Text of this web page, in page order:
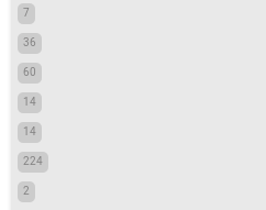
7
36
60
14
14
224
2